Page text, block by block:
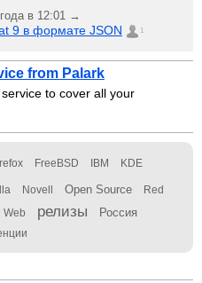
в 12:01 →
9 в формате JSON 1
from Palark
to cover all your
FreeBSD IBM KDE
Novell Open Source Red
Web релизы Россия